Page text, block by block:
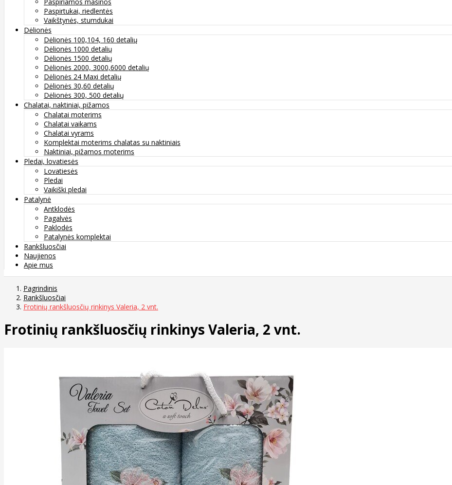
Paspirtukai, riedlentės
Vaikštynės, stumdukai
Dėlionės
Dėlionės 100,104, 160 detalių
Dėlionės 1000 detalių
Dėlionės 1500 detalių
Dėlionės 2000, 3000,6000 detalių
Dėlionės 24 Maxi detalių
Dėlionės 30,60 detalių
Dėlionės 300, 500 detalių
Chalatai, naktiniai, pižamos
Chalatai moterims
Chalatai vaikams
Chalatai vyrams
Komplektai moterims chalatas su naktiniais
Naktiniai, pižamos moterims
Pledai, lovatiesės
Lovatiesės
Pledai
Vaikiški pledai
Patalynė
Antklodės
Pagalvės
Paklodės
Patalynės komplektai
Rankšluosčiai
Naujienos
Apie mus
Pagrindinis
Rankšluosčiai
Frotinių rankšluosčių rinkinys Valeria, 2 vnt.
Frotinių rankšluosčių rinkinys Valeria, 2 vnt.